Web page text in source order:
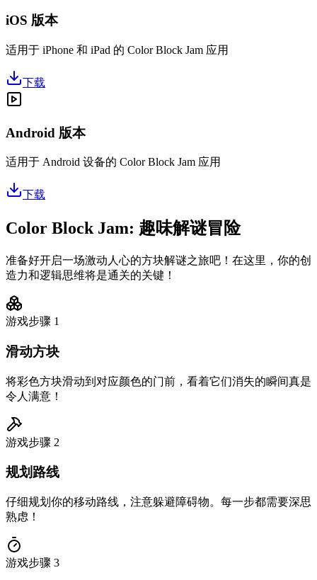
iOS 版本
适用于 iPhone 和 iPad 的 Color Block Jam 应用
下载
Android 版本
适用于 Android 设备的 Color Block Jam 应用
下载
Color Block Jam: 趣味解谜冒险
准备好开启一场激动人心的方块解谜之旅吧！在这里，你的创
造力和逻辑思维将是通关的关键！
游戏步骤 1
滑动方块
将彩色方块滑动到对应颜色的门前，看着它们消失的瞬间真是
令人满意！
游戏步骤 2
规划路线
仔细规划你的移动路线，注意躲避障碍物。每一步都需要深思
熟虑！
游戏步骤 3